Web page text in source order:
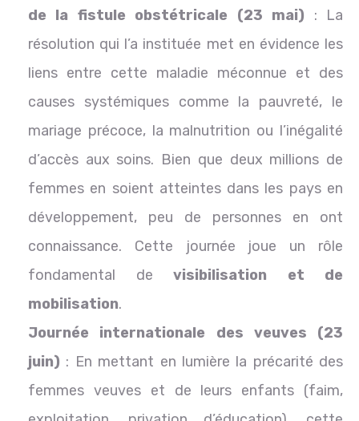
de la fistule obstétricale (23 mai) : La
résolution qui l’a instituée met en évidence les
liens entre cette maladie méconnue et des
causes systémiques comme la pauvreté, le
mariage précoce, la malnutrition ou l’inégalité
d’accès aux soins. Bien que deux millions de
femmes en soient atteintes dans les pays en
développement, peu de personnes en ont
connaissance. Cette journée joue un rôle
fondamental de visibilisation et de
mobilisation.
Journée internationale des veuves (23
juin) : En mettant en lumière la précarité des
femmes veuves et de leurs enfants (faim,